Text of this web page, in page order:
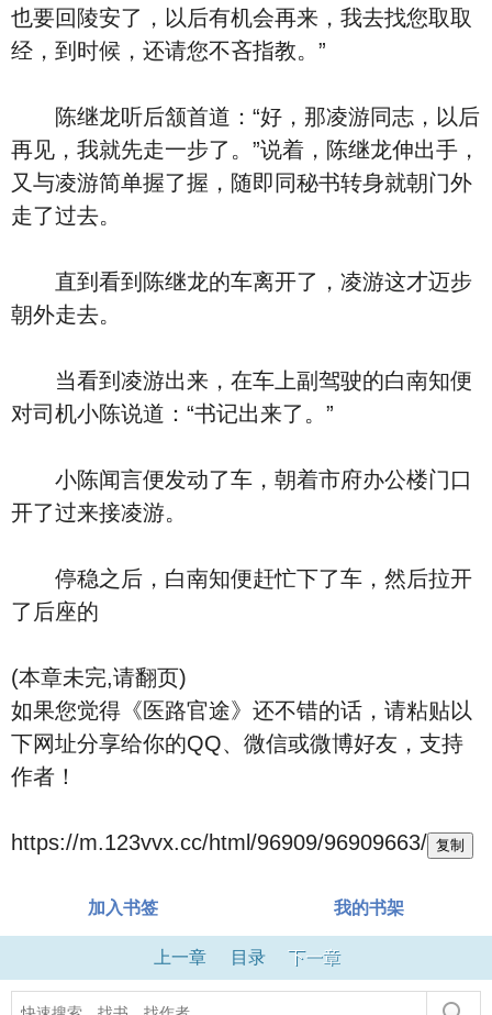
也要回陵安了，以后有机会再来，我去找您取取
经，到时候，还请您不吝指教。”
陈继龙听后颔首道：“好，那凌游同志，以后
再见，我就先走一步了。”说着，陈继龙伸出手，
又与凌游简单握了握，随即同秘书转身就朝门外
走了过去。
直到看到陈继龙的车离开了，凌游这才迈步
朝外走去。
当看到凌游出来，在车上副驾驶的白南知便
对司机小陈说道：“书记出来了。”
小陈闻言便发动了车，朝着市府办公楼门口
开了过来接凌游。
停稳之后，白南知便赶忙下了车，然后拉开
了后座的
(本章未完,请翻页)
如果您觉得《医路官途》还不错的话，请粘贴以
下网址分享给你的QQ、微信或微博好友，支持
作者！
https://m.123vvx.cc/html/96909/96909663/ 复制
加入书签 我的书架
上一章 目录 下一章